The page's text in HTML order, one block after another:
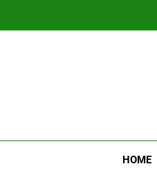
HOME